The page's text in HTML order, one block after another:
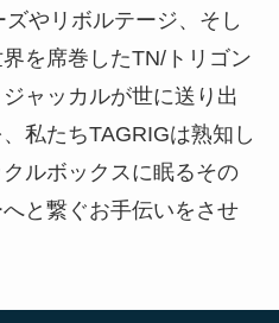
やリボルテージ、そし
を席巻したTN/トリゴン
ャッカルが世に送り出
私たちTAGRIGは熟知し
ルボックスに眠るその
と繋ぐお手伝いをさせ